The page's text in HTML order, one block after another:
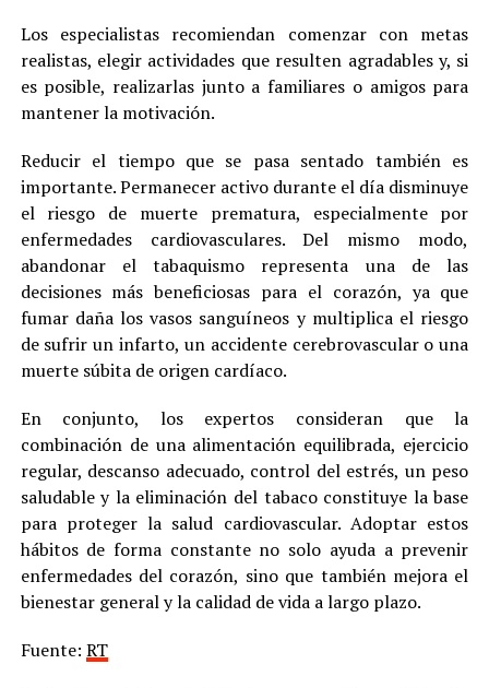
Los especialistas recomiendan comenzar con metas
realistas, elegir actividades que resulten agradables y, si
es posible, realizarlas junto a familiares o amigos para
mantener la motivación.
Reducir el tiempo que se pasa sentado también es
importante. Permanecer activo durante el día disminuye
el riesgo de muerte prematura, especialmente por
enfermedades cardiovasculares. Del mismo modo,
abandonar el tabaquismo representa una de las
decisiones más beneficiosas para el corazón, ya que
fumar daña los vasos sanguíneos y multiplica el riesgo
de sufrir un infarto, un accidente cerebrovascular o una
muerte súbita de origen cardíaco.
En conjunto, los expertos consideran que la
combinación de una alimentación equilibrada, ejercicio
regular, descanso adecuado, control del estrés, un peso
saludable y la eliminación del tabaco constituye la base
para proteger la salud cardiovascular. Adoptar estos
hábitos de forma constante no solo ayuda a prevenir
enfermedades del corazón, sino que también mejora el
bienestar general y la calidad de vida a largo plazo.
Fuente: RT